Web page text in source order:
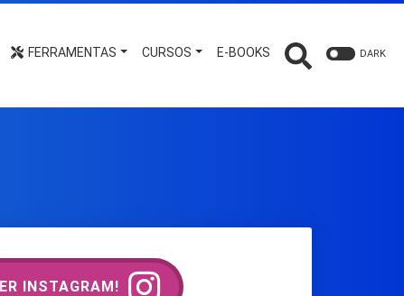
FERRAMENTAS CURSOS E-BOOKS DARK
INSTAGRAM!